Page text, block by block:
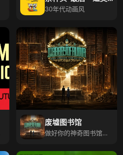
味
30年代动画风
废墟图书馆
做好你的神奇图书馆馆